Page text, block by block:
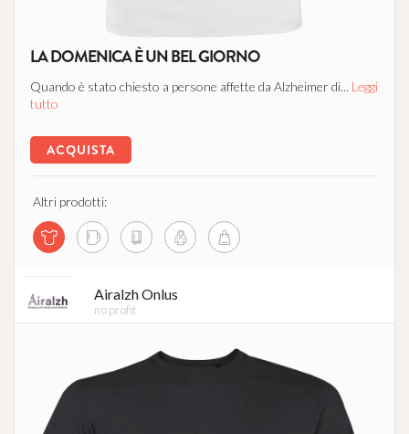
LA DOMENICA È UN BEL GIORNO
Quando è stato chiesto a persone affette da Alzheimer di... Leggi
tutto
ACQUISTA
Altri prodotti:
Airalzh Onlus
no profit